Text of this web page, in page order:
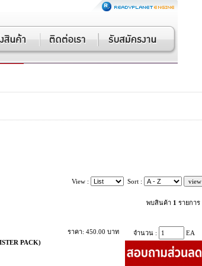
View : Sort :
พบสินค้า 1 รายการ
PACK)
ราคา: 450.00 บาท จำนวน : EA